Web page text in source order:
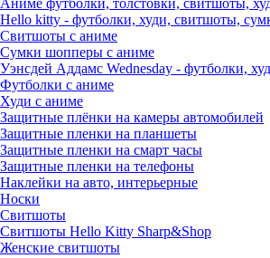
Аниме футболки, толстовки, свитшоты,
Hello kitty - футболки, худи, свитшоты,
Свитшоты с аниме
Сумки шопперы с аниме
Уэнсдей Аддамс Wednesday - футболки,
Футболки с аниме
Худи с аниме
Защитные плёнки на камеры автомобилей
Защитные пленки на планшеты
Защитные пленки на смарт часы
Защитные пленки на телефоны
Наклейки на авто, интерьерные
Носки
Свитшоты
Cвитшоты Hello Kitty Sharp&Shop
Женские свитшоты